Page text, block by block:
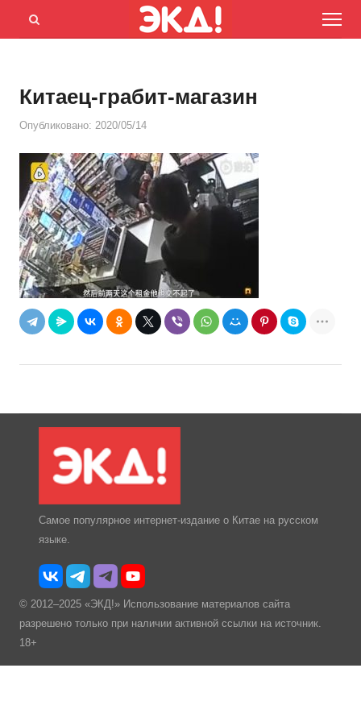
Menu
Открыть
Китаец-грабит-магазин
Опубликовано: 2020/05/14
Самое популярное интернет-издание о Китае на русском
языке.
© 2012–2025 «ЭКД!» Использование материалов сайта
разрешено только при наличии активной ссылки на источник.
18+